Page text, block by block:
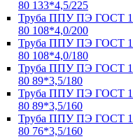
80 133*4,5/225
Труба ППУ ПЭ ГОСТ
80 108*4,0/200
Труба ППУ ПЭ ГОСТ
80 108*4,0/180
Труба ППУ ПЭ ГОСТ
80 89*3,5/180
Труба ППУ ПЭ ГОСТ
80 89*3,5/160
Труба ППУ ПЭ ГОСТ
80 76*3,5/160